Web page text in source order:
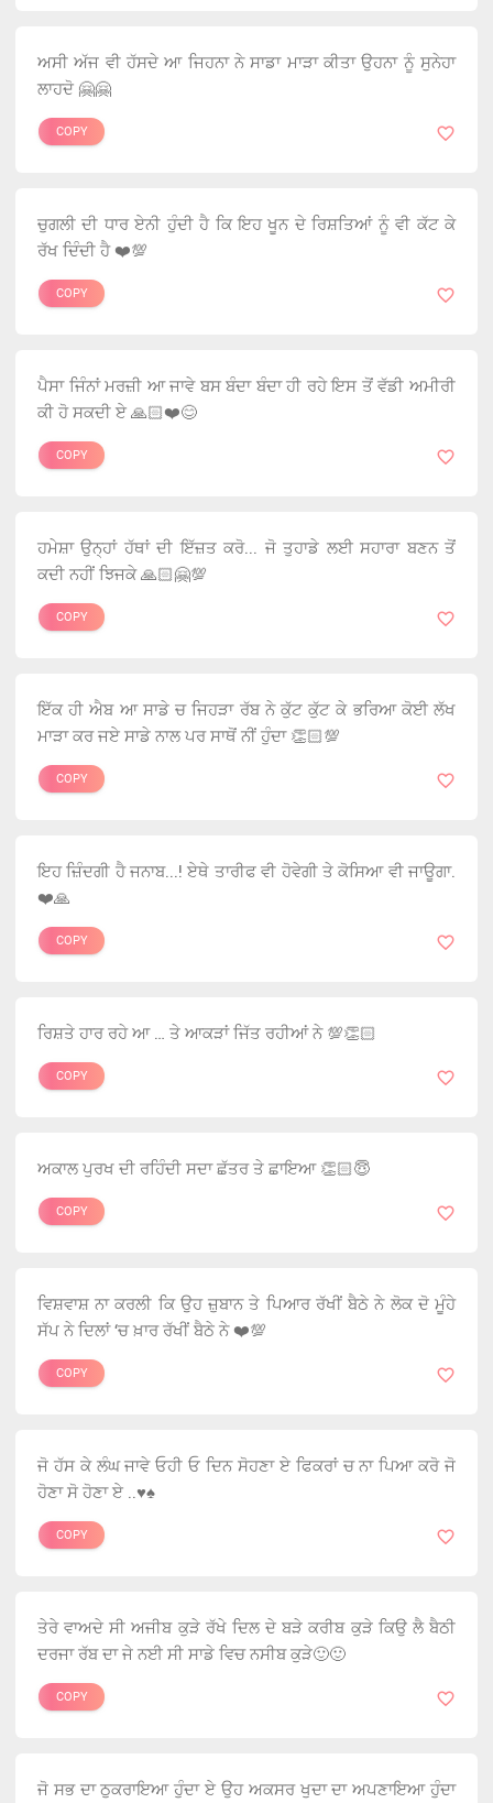
ਅਸੀ ਅੱਜ ਵੀ ਹੱਸਦੇ ਆ ਜਿਹਨਾ ਨੇ ਸਾਡਾ ਮਾੜਾ ਕੀਤਾ ਉਹਨਾ ਨੂੰ ਸੁਨੇਹਾ
ਲਾਹਦੋ 🤗🤗
COPY
ਚੁਗਲੀ ਦੀ ਧਾਰ ਏਨੀ ਹੁੰਦੀ ਹੈ ਕਿ ਇਹ ਖੂਨ ਦੇ ਰਿਸ਼ਤਿਆਂ ਨੂੰ ਵੀ ਕੱਟ ਕੇ
ਰੱਖ ਦਿੰਦੀ ਹੈ ❤️💯
COPY
ਪੈਸਾ ਜਿੰਨਾਂ ਮਰਜ਼ੀ ਆ ਜਾਵੇ ਬਸ ਬੰਦਾ ਬੰਦਾ ਹੀ ਰਹੇ ਇਸ ਤੋਂ ਵੱਡੀ ਅਮੀਰੀ
ਕੀ ਹੋ ਸਕਦੀ ਏ 🙏🏻❤️😊
COPY
ਹਮੇਸ਼ਾ ਉਨ੍ਹਾਂ ਹੱਥਾਂ ਦੀ ਇੱਜ਼ਤ ਕਰੋ... ਜੋ ਤੁਹਾਡੇ ਲਈ ਸਹਾਰਾ ਬਣਨ ਤੋਂ
ਕਦੀ ਨਹੀਂ ਝਿਜਕੇ 🙏🏻🤗💯
COPY
ਇੱਕ ਹੀ ਐਬ ਆ ਸਾਡੇ ਚ ਜਿਹੜਾ ਰੱਬ ਨੇ ਕੁੱਟ ਕੁੱਟ ਕੇ ਭਰਿਆ ਕੋਈ ਲੱਖ
ਮਾੜਾ ਕਰ ਜਏ ਸਾਡੇ ਨਾਲ ਪਰ ਸਾਥੋਂ ਨੀਂ ਹੁੰਦਾ 👏🏻💯
COPY
ਇਹ ਜ਼ਿੰਦਗੀ ਹੈ ਜਨਾਬ...! ਏਥੇ ਤਾਰੀਫ ਵੀ ਹੋਵੇਗੀ ਤੇ ਕੋਸਿਆ ਵੀ ਜਾਊਗਾ.
❤️🙏
COPY
ਰਿਸ਼ਤੇ ਹਾਰ ਰਹੇ ਆ … ਤੇ ਆਕੜਾਂ ਜਿੱਤ ਰਹੀਆਂ ਨੇ 💯👏🏻
COPY
ਅਕਾਲ ਪੁਰਖ ਦੀ ਰਹਿੰਦੀ ਸਦਾ ਛੱਤਰ ਤੇ ਛਾਇਆ 👏🏻😇
COPY
ਵਿਸ਼ਵਾਸ਼ ਨਾ ਕਰਲੀ ਕਿ ਉਹ ਜ਼ੁਬਾਨ ਤੇ ਪਿਆਰ ਰੱਖੀਂ ਬੈਠੇ ਨੇ ਲੋਕ ਦੋ ਮੂੰਹੇ
ਸੱਪ ਨੇ ਦਿਲਾਂ ‘ਚ ਖ਼ਾਰ ਰੱਖੀਂ ਬੈਠੇ ਨੇ ❤️💯
COPY
ਜੋ ਹੱਸ ਕੇ ਲੰਘ ਜਾਵੇ ਓਹੀ ਓ ਦਿਨ ਸੋਹਣਾ ਏ ਫਿਕਰਾਂ ਚ ਨਾ ਪਿਆ ਕਰੋ ਜੋ
ਹੋਣਾ ਸੋ ਹੋਣਾ ਏ ..♥️♠️
COPY
ਤੇਰੇ ਵਾਅਦੇ ਸੀ ਅਜੀਬ ਕੁੜੇ ਰੱਖੇ ਦਿਲ ਦੇ ਬੜੇ ਕਰੀਬ ਕੁੜੇ ਕਿਉ ਲੈ ਬੈਠੀ
ਦਰਜਾ ਰੱਬ ਦਾ ਜੇ ਨਈ ਸੀ ਸਾਡੇ ਵਿਚ ਨਸੀਬ ਕੁੜੇ🙂🙂
COPY
ਜੋ ਸਭ ਦਾ ਠੁਕਰਾਇਆ ਹੁੰਦਾ ਏ ਉਹ ਅਕਸਰ ਖੁਦਾ ਦਾ ਅਪਣਾਇਆ ਹੁੰਦਾ